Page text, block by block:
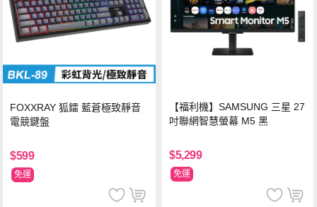
FOXXRAY 狐鐳 藍蒼極致靜音
電競鍵盤
$599
免運
【福利機】SAMSUNG 三星 27
吋聯網智慧螢幕 M5 黑
$5,299
免運